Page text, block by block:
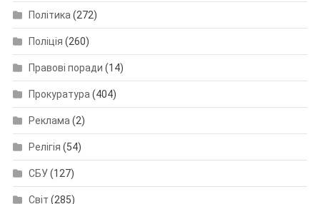
Політика (272)
Поліція (260)
Правові поради (14)
Прокуратура (404)
Реклама (2)
Релігія (54)
СБУ(127)
Світ (285)